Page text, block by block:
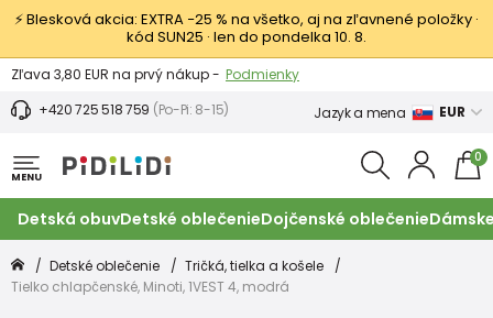
⚡ Blesková akcia: EXTRA −25 % na všetko, aj na zľavnené položky ·
kód SUN25 · len do pondelka 10. 8.
Výmena a vrátenie tovaru -
Zobraziť
Zľava 3,80 EUR na prvý nákup - Podmienky
+420 725 518 759 (Po-Pi: 8-15) Jazyk a mena EUR
MENU
0
Detská obuvDetské oblečenieDojčenské oblečenie
Detské oblečenie
Tričká, tielka a košele
Tielko chlapčenské, Minoti, 1VEST 4, modrá